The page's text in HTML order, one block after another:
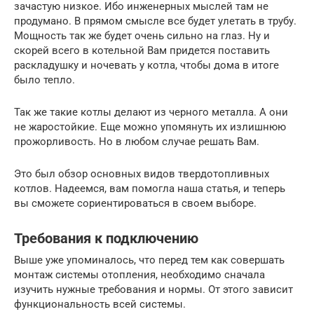
зачастую низкое. Ибо инженерных мыслей там не
продумано. В прямом смысле все будет улетать в трубу.
Мощность так же будет очень сильно на глаз. Ну и
скорей всего в котельной Вам придется поставить
раскладушку и ночевать у котла, чтобы дома в итоге
было тепло.
Так же такие котлы делают из черного металла. А они
не жаростойкие. Еще можно упомянуть их излишнюю
прожорливость. Но в любом случае решать Вам.
Это был обзор основных видов твердотопливных
котлов. Надеемся, вам помогла наша статья, и теперь
вы сможете сориентироваться в своем выборе.
Требования к подключению
Выше уже упоминалось, что перед тем как совершать
монтаж системы отопления, необходимо сначала
изучить нужные требования и нормы. От этого зависит
функциональность всей системы.